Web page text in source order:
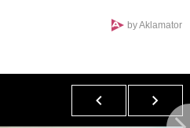
by Aklamator